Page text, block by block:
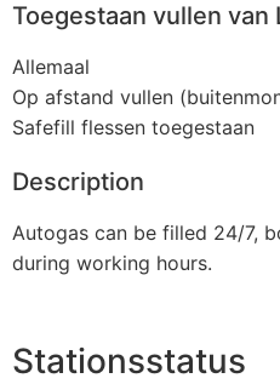
Toegestaan vullen van
Allemaal
Op afstand vullen
Safefill flessen toegestaan
Description
Autogas can be filled 24/7,
during working hours.
Stationsstatus